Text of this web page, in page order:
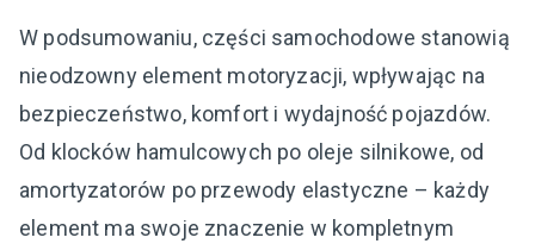
W podsumowaniu, części samochodowe stanowią
nieodzowny element motoryzacji, wpływając na
bezpieczeństwo, komfort i wydajność pojazdów.
Od klocków hamulcowych po oleje silnikowe, od
amortyzatorów po przewody elastyczne – każdy
element ma swoje znaczenie w kompletnym